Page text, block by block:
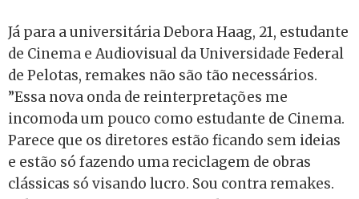
Já para a universitária Debora Haag, 21, estudante
de Cinema e Audiovisual da Universidade Federal
de Pelotas, remakes não são tão necessários.
”Essa nova onda de reinterpretações me
incomoda um pouco como estudante de Cinema.
Parece que os diretores estão ficando sem ideias
e estão só fazendo uma reciclagem de obras
clássicas só visando lucro. Sou contra remakes.